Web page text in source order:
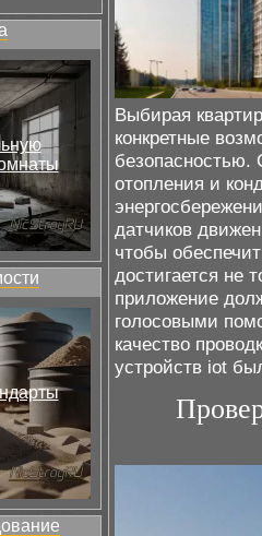
Выбирая
конкретные
безопасностью.
отопления и
датчиков
чтобы
достигается не
приложение
голосовыми
качество
устройств iot